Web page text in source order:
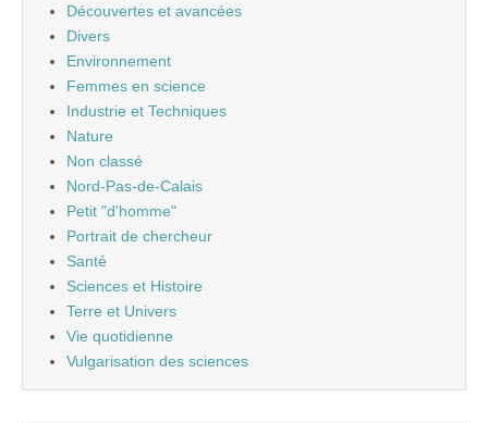
Découvertes et avancées
Divers
Environnement
Femmes en science
Industrie et Techniques
Nature
Non classé
Nord-Pas-de-Calais
Petit "d'homme"
Portrait de chercheur
Santé
Sciences et Histoire
Terre et Univers
Vie quotidienne
Vulgarisation des sciences